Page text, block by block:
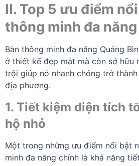
II. Top 5 ưu điểm
thông minh đa
Bàn thông minh đa năng Quảng
ở thiết kế đẹp mắt mà còn sở hữu
trội giúp nó nhanh chóng trở
địa phương.
1. Tiết kiệm diện tích
hộ nhỏ
Một trong những ưu điểm nổi bật
minh đa năng chính là khả năng